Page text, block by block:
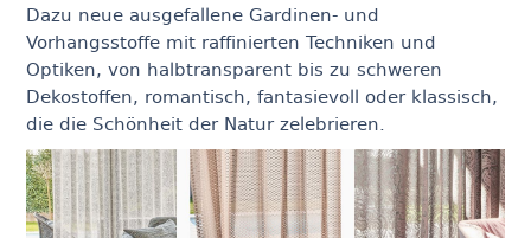
Dazu neue ausgefallene Gardinen- und
Vorhangsstoffe mit raffinierten Techniken und
Optiken, von halbtransparent bis zu schweren
Dekostoffen, romantisch, fantasievoll oder klassisch,
die die Schönheit der Natur zelebrieren.